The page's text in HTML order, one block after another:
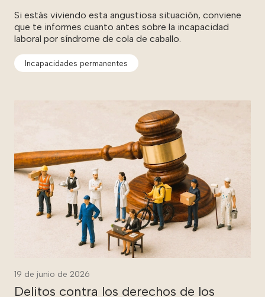
Si estás viviendo esta angustiosa situación, conviene
que te informes cuanto antes sobre la incapacidad
laboral por síndrome de cola de caballo.
Incapacidades permanentes
19 de junio de 2026
Delitos contra los derechos de los